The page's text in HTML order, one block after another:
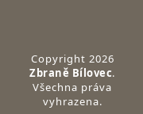
Copyright 2026
Zbraně Bílovec.
Všechna práva
vyhrazena.